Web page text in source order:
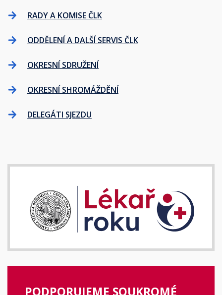
RADY A KOMISE ČLK
ODDĚLENÍ A DALŠÍ SERVIS ČLK
OKRESNÍ SDRUŽENÍ
OKRESNÍ SHROMÁŽDĚNÍ
DELEGÁTI SJEZDU
PODPORUJEME SOUKROMÉ